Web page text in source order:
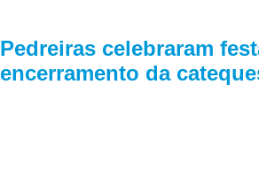
Pedreiras celebraram
encerramento da